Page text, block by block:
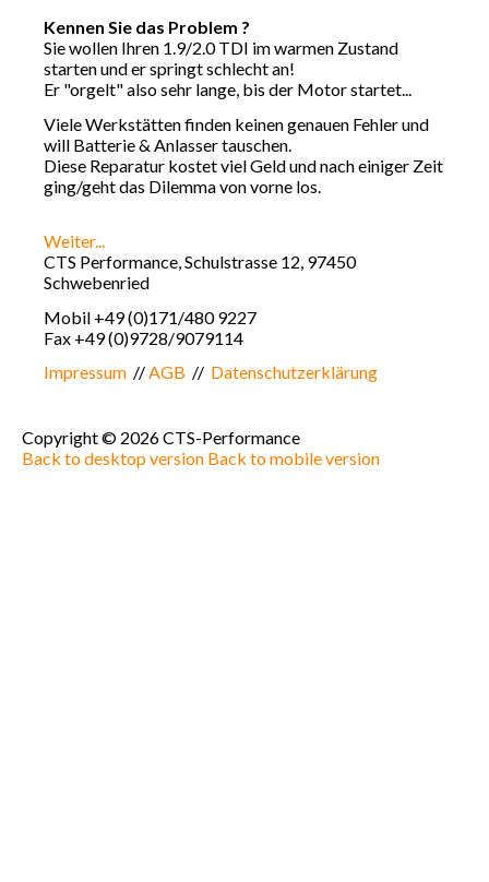
Kennen Sie das Problem ?
Sie wollen Ihren 1.9/2.0 TDI im warmen Zustand
starten und er springt schlecht an!
Er "orgelt" also sehr lange, bis der Motor startet...
Viele Werkstätten finden keinen genauen Fehler und
will Batterie & Anlasser tauschen.
Diese Reparatur kostet viel Geld und nach einiger Zeit
ging/geht das Dilemma von vorne los.
Weiter...
CTS Performance, Schulstrasse 12, 97450
Schwebenried
Mobil +49 (0)171/480 9227
Fax +49 (0)9728/9079114
Impressum //AGB // Datenschutzerklärung
Copyright © 2026CTS-Performance
Back to desktop version Back to mobile version